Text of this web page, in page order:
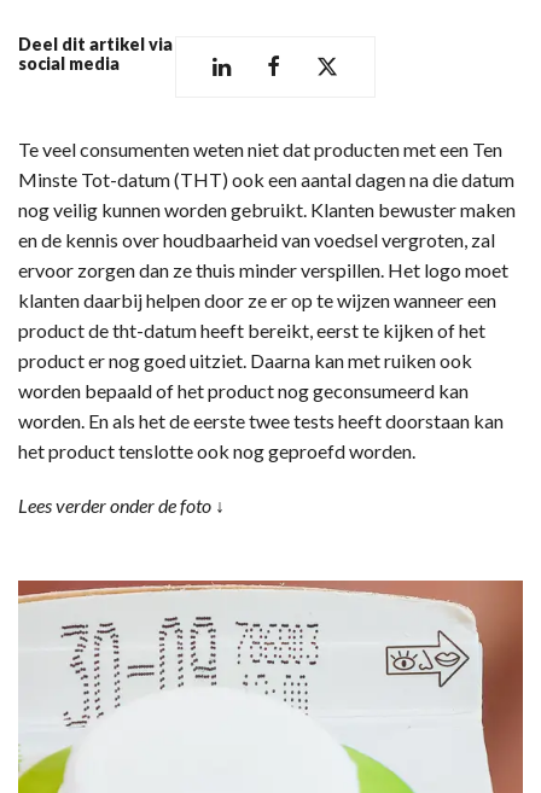
Deel dit artikel via
social media
Te veel consumenten weten niet dat producten met een Ten
Minste Tot-datum (THT) ook een aantal dagen na die datum
nog veilig kunnen worden gebruikt. Klanten bewuster maken
en de kennis over houdbaarheid van voedsel vergroten, zal
ervoor zorgen dan ze thuis minder verspillen. Het logo moet
klanten daarbij helpen door ze er op te wijzen wanneer een
product de tht-datum heeft bereikt, eerst te kijken of het
product er nog goed uitziet. Daarna kan met ruiken ook
worden bepaald of het product nog geconsumeerd kan
worden. En als het de eerste twee tests heeft doorstaan kan
het product tenslotte ook nog geproefd worden.
Lees verder onder de foto ↓